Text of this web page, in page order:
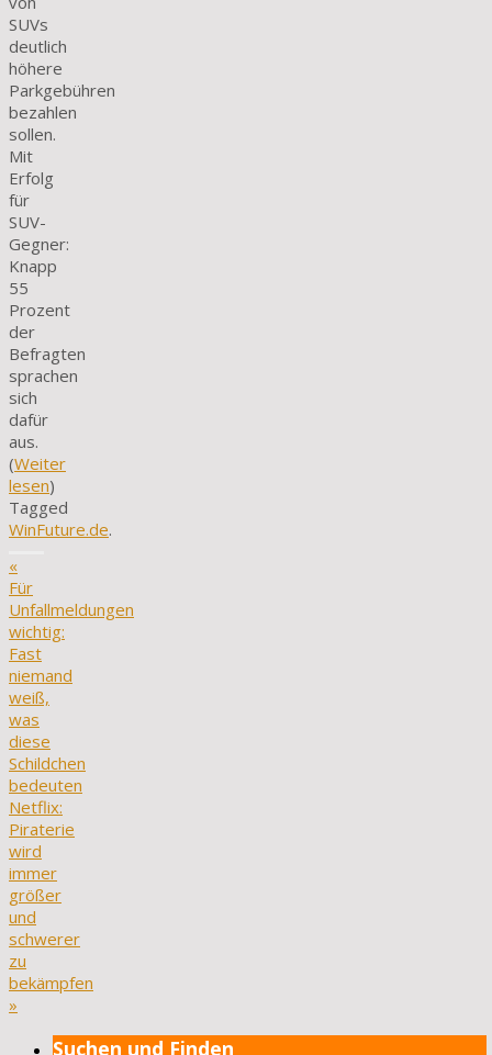
SUVs
deutlich
höhere
Parkgebühren
bezahlen
sollen.
Mit
Erfolg
für
SUV-
Gegner:
Knapp
55
Prozent
der
Befragten
sprachen
sich
dafür
aus.
(Weiter
lesen)
Tagged
WinFuture.de.
«
Für
Unfallmeldungen
wichtig:
Fast
niemand
weiß,
was
diese
Schildchen
bedeuten
Netflix:
Piraterie
wird
immer
größer
und
schwerer
zu
bekämpfen
»
Suchen und Finden